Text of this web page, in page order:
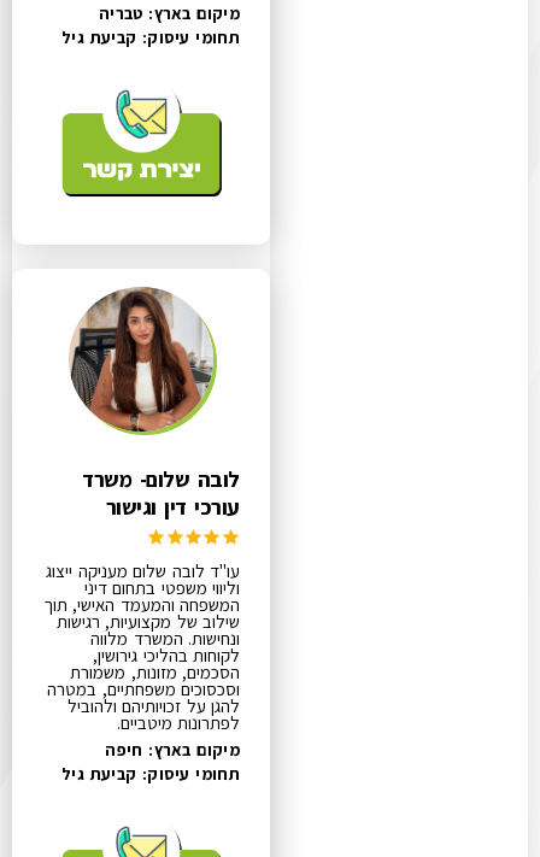
מיקום בארץ: טבריה
תחומי עיסוק: קביעת גיל
לובה שלום- משרד
עורכי דין וגישור
עו"ד לובה שלום מעניקה ייצוג
וליווי משפטי בתחום דיני
המשפחה והמעמד האישי, תוך
שילוב של מקצועיות, רגישות
ונחישות. המשרד מלווה
לקוחות בהליכי גירושין,
הסכמים, מזונות, משמורת
וסכסוכים משפחתיים, במטרה
להגן על זכויותיהם ולהוביל
לפתרונות מיטביים.
מיקום בארץ: חיפה
תחומי עיסוק: קביעת גיל